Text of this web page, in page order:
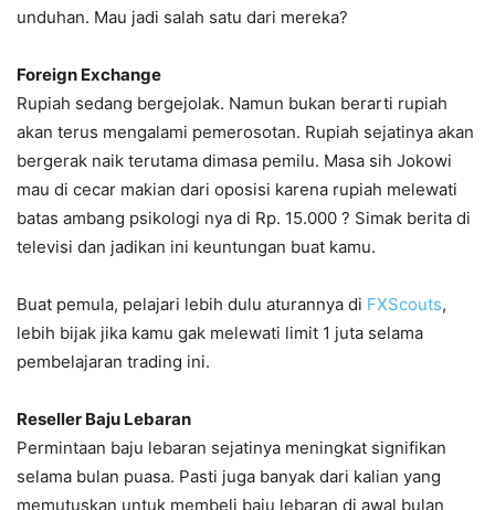
unduhan. Mau jadi salah satu dari mereka?
Foreign Exchange
Rupiah sedang bergejolak. Namun bukan berarti rupiah
akan terus mengalami pemerosotan. Rupiah sejatinya akan
bergerak naik terutama dimasa pemilu. Masa sih Jokowi
mau di cecar makian dari oposisi karena rupiah melewati
batas ambang psikologi nya di Rp. 15.000 ? Simak berita di
televisi dan jadikan ini keuntungan buat kamu.
Buat pemula, pelajari lebih dulu aturannya di FXScouts,
lebih bijak jika kamu gak melewati limit 1 juta selama
pembelajaran trading ini.
Reseller Baju Lebaran
Permintaan baju lebaran sejatinya meningkat signifikan
selama bulan puasa. Pasti juga banyak dari kalian yang
memutuskan untuk membeli baju lebaran di awal bulan